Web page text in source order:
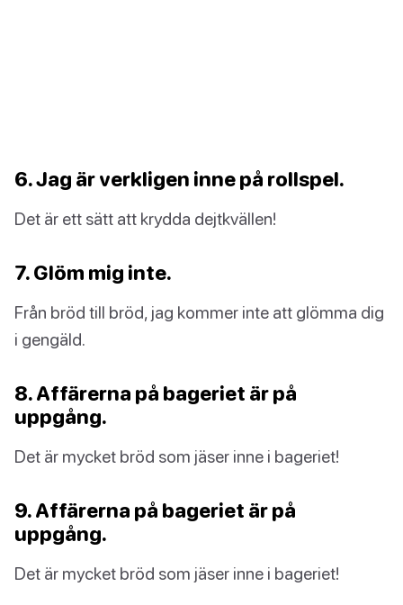
6. Jag är verkligen inne på rollspel.
Det är ett sätt att krydda dejtkvällen!
7. Glöm mig inte.
Från bröd till bröd, jag kommer inte att glömma dig
i gengäld.
8. Affärerna på bageriet är på
uppgång.
Det är mycket bröd som jäser inne i bageriet!
9. Affärerna på bageriet är på
uppgång.
Det är mycket bröd som jäser inne i bageriet!